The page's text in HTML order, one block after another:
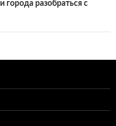
города разобраться с